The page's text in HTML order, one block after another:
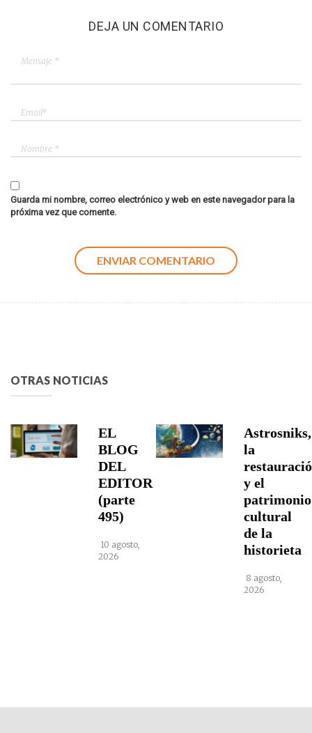
DEJA UN COMENTARIO
Guarda mi nombre, correo electrónico y web en este navegador para la
próxima vez que comente.
OTRAS NOTICIAS
EL
BLOG
DEL
EDITOR
(parte
495)
10 agosto,
2026
Astrosniks,
la
y el
patrimonio
cultural
de la
historieta
8 agosto,
2026